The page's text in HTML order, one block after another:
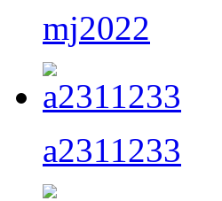
mj2022
a2311233